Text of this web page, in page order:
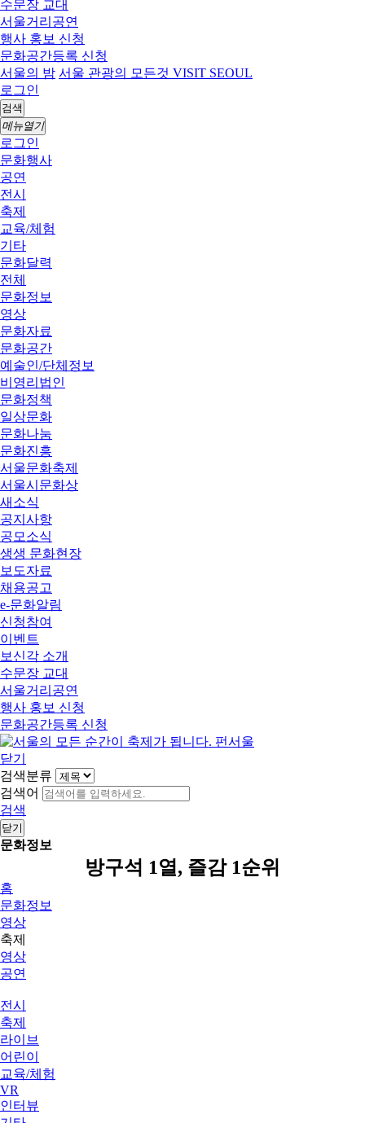
수문장 교대
서울거리공연
행사 홍보 신청
문화공간등록 신청
서울의 밤 서울 관광의 모든것 VISIT SEOUL
로그인
검색
메뉴열기
로그인
문화행사
공연
전시
축제
교육/체험
기타
문화달력
전체
문화정보
영상
문화자료
문화공간
예술인/단체정보
비영리법인
문화정책
일상문화
문화나눔
문화진흥
서울문화축제
서울시문화상
새소식
공지사항
공모소식
생생 문화현장
보도자료
채용공고
e-문화알림
신청참여
이벤트
보신각 소개
수문장 교대
서울거리공연
행사 홍보 신청
문화공간등록 신청
닫기
검색분류
검색어
검색
닫기
문화정보
방구석 1열, 즐감 1순위
홈
문화정보
영상
축제
영상
공연
전시
축제
라이브
어린이
교육/체험
VR
인터뷰